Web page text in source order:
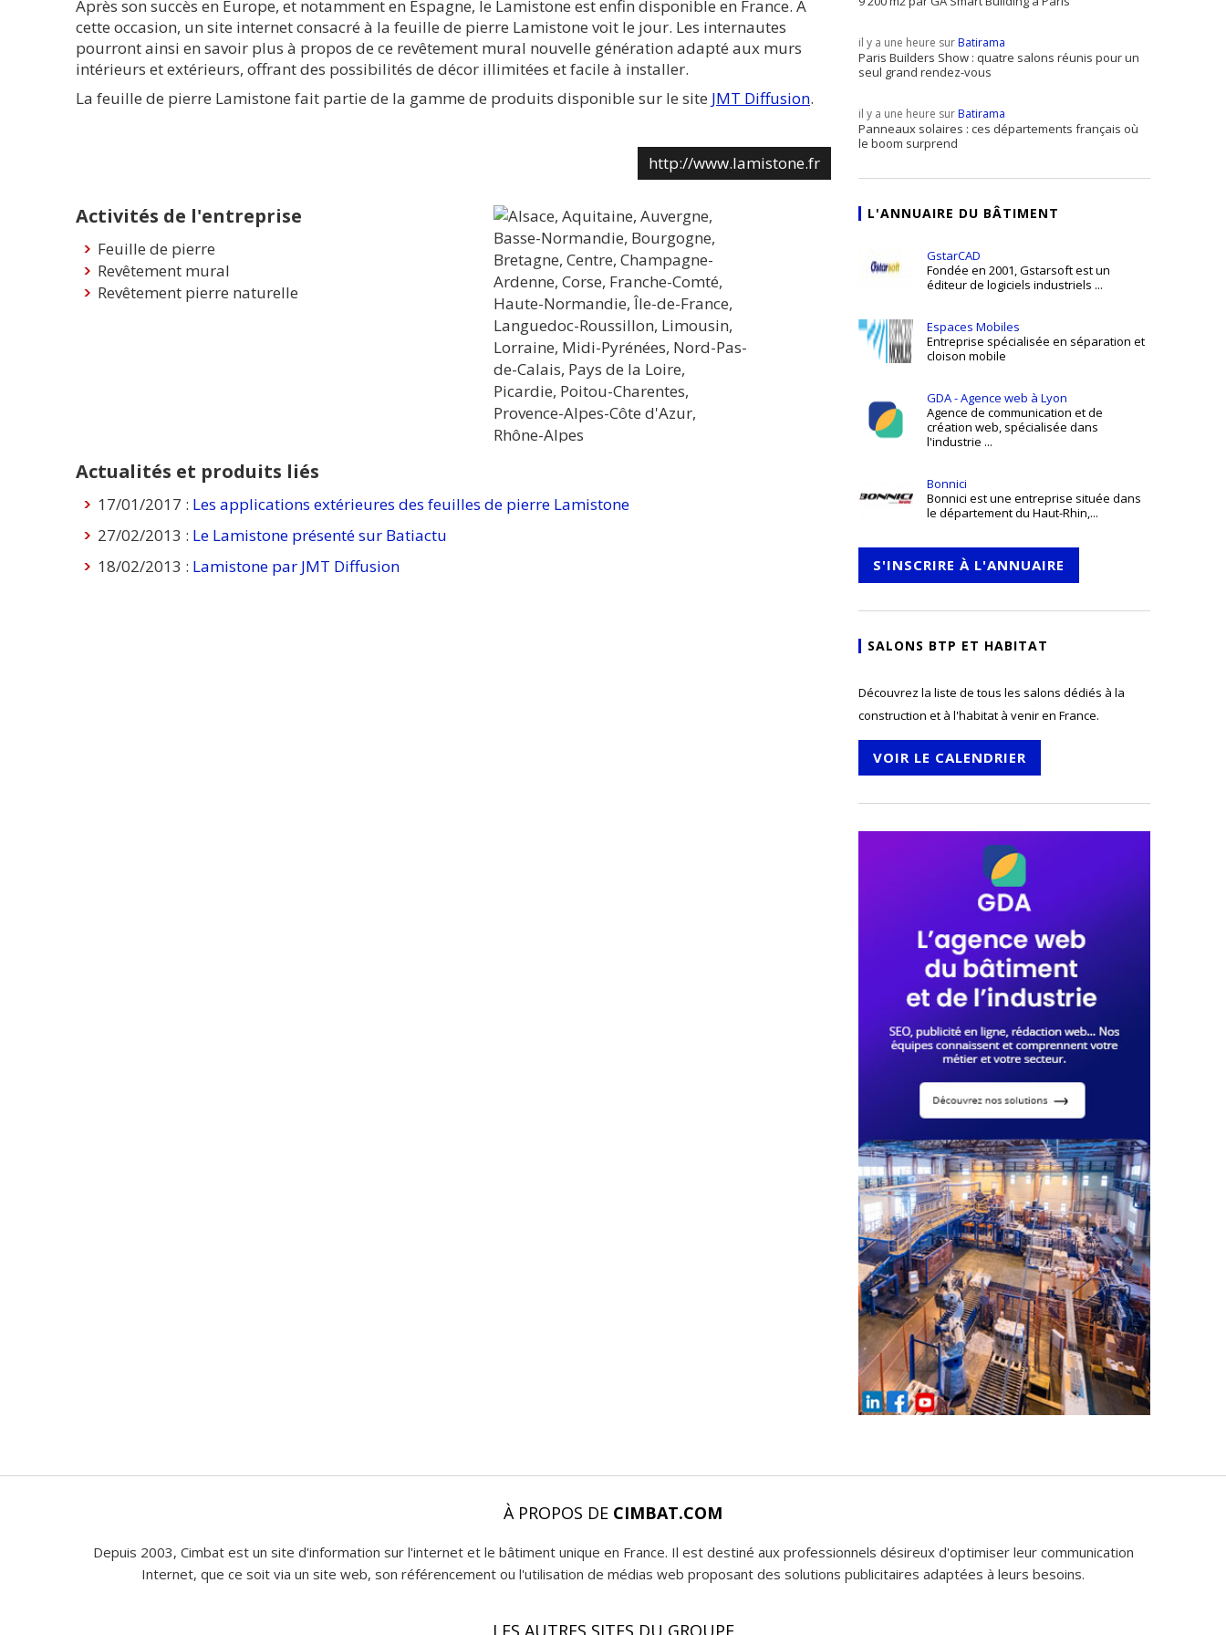
Après son succès en Europe, et notamment en Espagne, le Lamistone est enfin disponible en France. A
cette occasion, un site internet consacré à la feuille de pierre Lamistone voit le jour. Les internautes
pourront ainsi en savoir plus à propos de ce revêtement mural nouvelle génération adapté aux murs
intérieurs et extérieurs, offrant des possibilités de décor illimitées et facile à installer.
La feuille de pierre Lamistone fait partie de la gamme de produits disponible sur le site JMT Diffusion.
http://www.lamistone.fr
Activités de l'entreprise
Feuille de pierre
Revêtement mural
Revêtement pierre naturelle
Actualités et produits liés
17/01/2017 : Les applications extérieures des feuilles de pierre Lamistone
27/02/2013 : Le Lamistone présenté sur Batiactu
18/02/2013 : Lamistone par JMT Diffusion
il y a une heure surBatirama
Paris Builders Show : quatre salons réunis pour un
seul grand rendez-vous
il y a une heure surBatirama
Panneaux solaires : ces départements français où
le boom surprend
L'ANNUAIRE DU BÂTIMENT
GstarCAD
Fondée en 2001, Gstarsoft est un
éditeur de logiciels industriels ...
Espaces Mobiles
Entreprise spécialisée en séparation et
cloison mobile
GDA - Agence web à Lyon
Agence de communication et de
création web, spécialisée dans
l'industrie ...
Bonnici
Bonnici est une entreprise située dans
le département du Haut-Rhin,...
S'INSCRIRE À L'ANNUAIRE
SALONS BTP ET HABITAT
Découvrez la liste de tous les salons dédiés à la
construction et à l'habitat à venir en France.
VOIR LE CALENDRIER
À PROPOS DE CIMBAT.COM
Depuis 2003, Cimbat est un site d'information sur l'internet et le bâtiment unique en France. Il est destiné aux professionnels désireux d'optimiser leur communication
Internet, que ce soit via un site web, son référencement ou l'utilisation de médias web proposant des solutions publicitaires adaptées à leurs besoins.
LES AUTRES SITES DU GROUPE